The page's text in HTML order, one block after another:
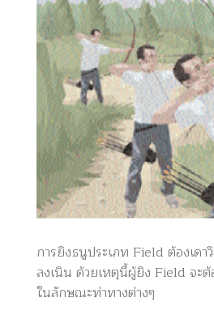
การยิงธนูประเภท Field ต้องเด
ลงเนิน ด้วยเหตุนี้ผู้ยิง Field จะ
ในลักษณะท่าทางต่างๆ